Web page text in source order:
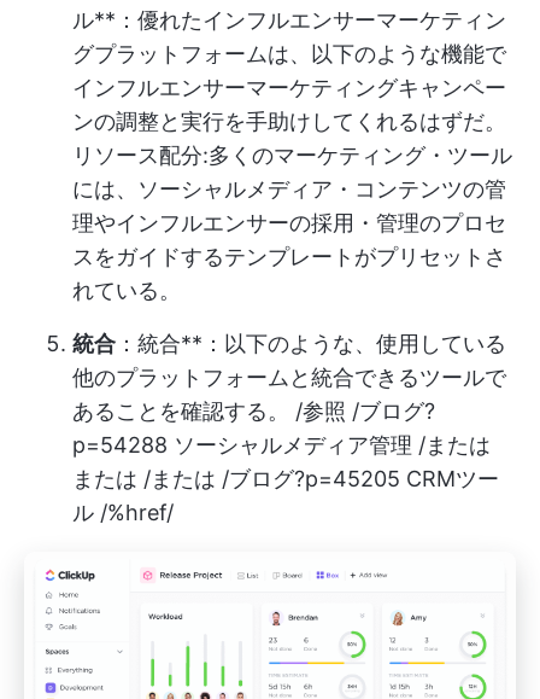
ル**：優れたインフルエンサーマーケティン
グプラットフォームは、以下のような機能で
インフルエンサーマーケティングキャンペー
ンの調整と実行を手助けしてくれるはずだ。
リソース配分:多くのマーケティング・ツール
には、ソーシャルメディア・コンテンツの管
理やインフルエンサーの採用・管理のプロセ
スをガイドするテンプレートがプリセットさ
れている。
統合 ：統合**：以下のような、使用している
他のプラットフォームと統合できるツールで
あることを確認する。 /参照 /ブログ?
p=54288 ソーシャルメディア管理 /または
または /または /ブログ?p=45205 CRMツー
ル /%href/